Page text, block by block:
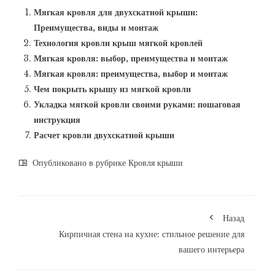
Мягкая кровля для двухскатной крыши:
Преимущества, виды и монтаж
Технология кровли крыш мягкой кровлей
Мягкая кровля: выбор, преимущества и монтаж
Мягкая кровля: преимущества, выбор и монтаж
Чем покрыть крышу из мягкой кровли
Укладка мягкой кровли своими руками: пошаговая
инструкция
Расчет кровли двухскатной крыши
Опубликовано в рубрике Кровля крыши
Назад
Кирпичная стена на кухне: стильное решение для
вашего интерьера